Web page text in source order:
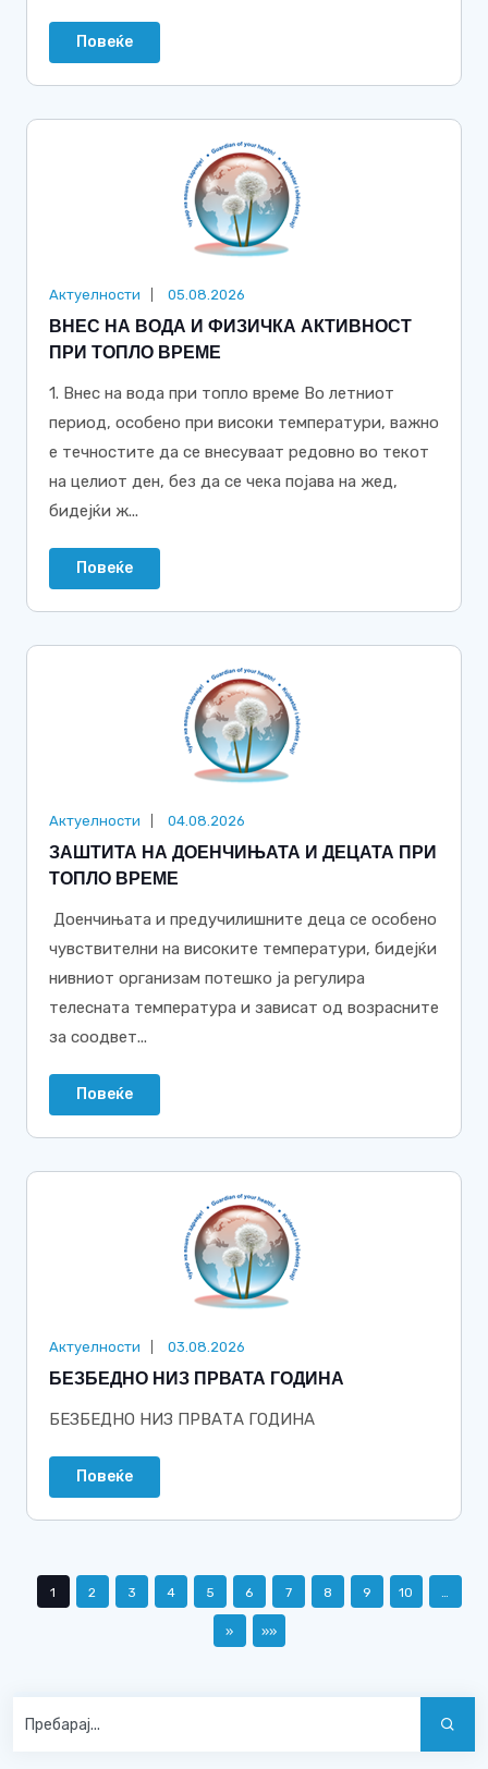
Повеќе
Актуелности 05.08.2026
ВНЕС НА ВОДА И ФИЗИЧКА АКТИВНОСТ
ПРИ ТОПЛО ВРЕМЕ
1. Внес на вода при топло време Во летниот
период, особено при високи температури, важно
е течностите да се внесуваат редовно во текот
на целиот ден, без да се чека појава на жед,
бидејќи ж...
Повеќе
Актуелности 04.08.2026
ЗАШТИТА НА ДОЕНЧИЊАТА И ДЕЦАТА ПРИ
ТОПЛО ВРЕМЕ
Доенчињата и предучилишните деца се особено
чувствителни на високите температури, бидејќи
нивниот организам потешко ја регулира
телесната температура и зависат од возрасните
за соодвет...
Повеќе
Актуелности 03.08.2026
БЕЗБЕДНО НИЗ ПРВАТА ГОДИНА
БЕЗБЕДНО НИЗ ПРВАТА ГОДИНА
Повеќе
1 2 3 4 5 6 7 8 9 10 …
» »»